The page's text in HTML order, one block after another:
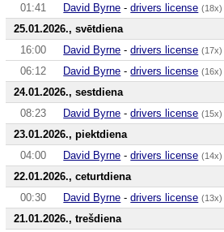
01:41
David Byrne -drivers license (18x)
25.01.2026., svētdiena
16:00
David Byrne -drivers license (17x)
06:12
David Byrne -drivers license (16x)
24.01.2026., sestdiena
08:23
David Byrne -drivers license (15x)
23.01.2026., piektdiena
04:00
David Byrne -drivers license (14x)
22.01.2026., ceturtdiena
00:30
David Byrne -drivers license (13x)
21.01.2026., trešdiena